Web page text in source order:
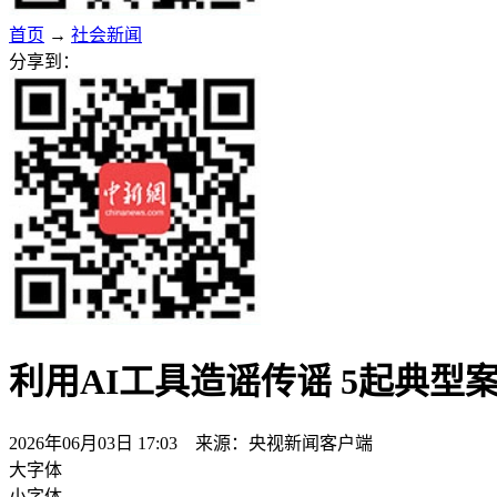
首页 → 社会新闻
分享到：
利用AI工具造谣传谣 5起典型
2026年06月03日 17:03 来源：央视新闻客户端
大字体